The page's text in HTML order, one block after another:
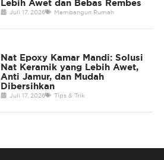
Lebih Awet dan Bebas Rembes
Juli 17, 2026 Membangun Rumah
Nat Epoxy Kamar Mandi: Solusi
Nat Keramik yang Lebih Awet,
Anti Jamur, dan Mudah
Dibersihkan
Juli 17, 2026 Tips & Trik